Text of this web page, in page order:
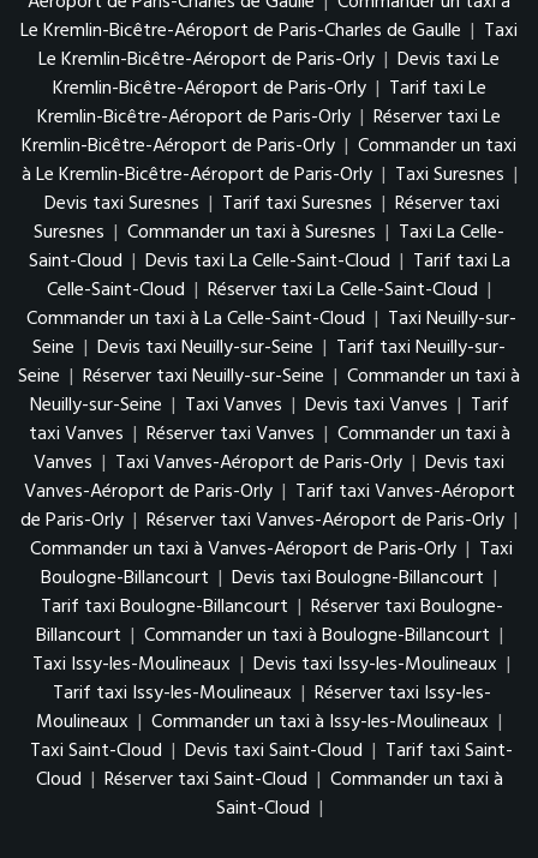
Le Kremlin-Bicêtre-Aéroport de Paris-Charles de Gaulle | Taxi
Le Kremlin-Bicêtre-Aéroport de Paris-Orly | Devis taxi Le
Kremlin-Bicêtre-Aéroport de Paris-Orly | Tarif taxi Le
Kremlin-Bicêtre-Aéroport de Paris-Orly | Réserver taxi Le
Kremlin-Bicêtre-Aéroport de Paris-Orly | Commander un taxi
à Le Kremlin-Bicêtre-Aéroport de Paris-Orly | Taxi Suresnes |
Devis taxi Suresnes | Tarif taxi Suresnes | Réserver taxi
Suresnes | Commander un taxi à Suresnes | Taxi La Celle-
Saint-Cloud | Devis taxi La Celle-Saint-Cloud | Tarif taxi La
Celle-Saint-Cloud | Réserver taxi La Celle-Saint-Cloud |
Commander un taxi à La Celle-Saint-Cloud | Taxi Neuilly-sur-
Seine | Devis taxi Neuilly-sur-Seine | Tarif taxi Neuilly-sur-
Seine | Réserver taxi Neuilly-sur-Seine | Commander un taxi à
Neuilly-sur-Seine | Taxi Vanves | Devis taxi Vanves | Tarif
taxi Vanves | Réserver taxi Vanves | Commander un taxi à
Vanves | Taxi Vanves-Aéroport de Paris-Orly | Devis taxi
Vanves-Aéroport de Paris-Orly | Tarif taxi Vanves-Aéroport
de Paris-Orly | Réserver taxi Vanves-Aéroport de Paris-Orly |
Commander un taxi à Vanves-Aéroport de Paris-Orly | Taxi
Boulogne-Billancourt | Devis taxi Boulogne-Billancourt |
Tarif taxi Boulogne-Billancourt | Réserver taxi Boulogne-
Billancourt | Commander un taxi à Boulogne-Billancourt |
Taxi Issy-les-Moulineaux | Devis taxi Issy-les-Moulineaux |
Tarif taxi Issy-les-Moulineaux | Réserver taxi Issy-les-
Moulineaux | Commander un taxi à Issy-les-Moulineaux |
Taxi Saint-Cloud | Devis taxi Saint-Cloud | Tarif taxi Saint-
Cloud | Réserver taxi Saint-Cloud | Commander un taxi à
Saint-Cloud |